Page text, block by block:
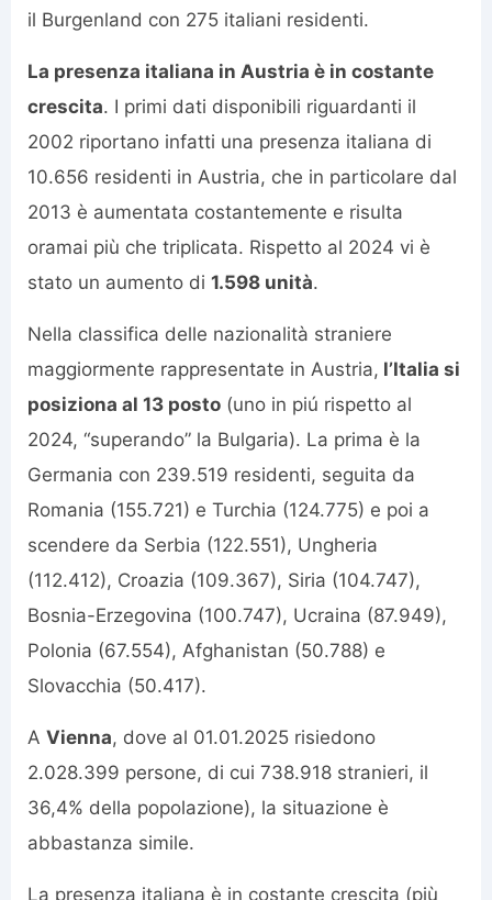
il Burgenland con 275 italiani residenti.
La presenza italiana in Austria è in costante
crescita. I primi dati disponibili riguardanti il
2002 riportano infatti una presenza italiana di
10.656 residenti in Austria, che in particolare dal
2013 è aumentata costantemente e risulta
oramai più che triplicata. Rispetto al 2024 vi è
stato un aumento di 1.598 unità.
Nella classifica delle nazionalità straniere
maggiormente rappresentate in Austria, l’Italia si
posiziona al 13 posto (uno in piú rispetto al
2024, “superando” la Bulgaria). La prima è la
Germania con 239.519 residenti, seguita da
Romania (155.721) e Turchia (124.775) e poi a
scendere da Serbia (122.551), Ungheria
(112.412), Croazia (109.367), Siria (104.747),
Bosnia-Erzegovina (100.747), Ucraina (87.949),
Polonia (67.554), Afghanistan (50.788) e
Slovacchia (50.417).
A Vienna, dove al 01.01.2025 risiedono
2.028.399 persone, di cui 738.918 stranieri, il
36,4% della popolazione), la situazione è
abbastanza simile.
La presenza italiana è in costante crescita (più